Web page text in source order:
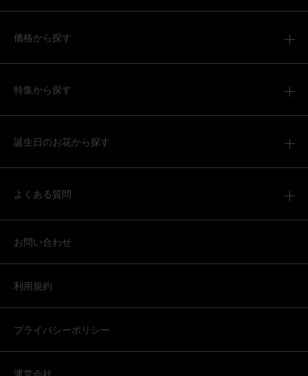
価格から探す
特集から探す
誕生日のお花から探す
よくある質問
お問い合わせ
利用規約
プライバシーポリシー
運営会社